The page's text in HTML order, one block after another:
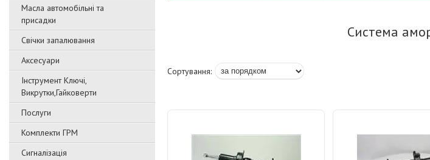
Масла автомобільні та
присадки
Свічки запалювання
Аксесуари
Інструмент Ключі,
Викрутки,Гайковерти
Послуги
Комплекти ГРМ
Сигналізація
Система